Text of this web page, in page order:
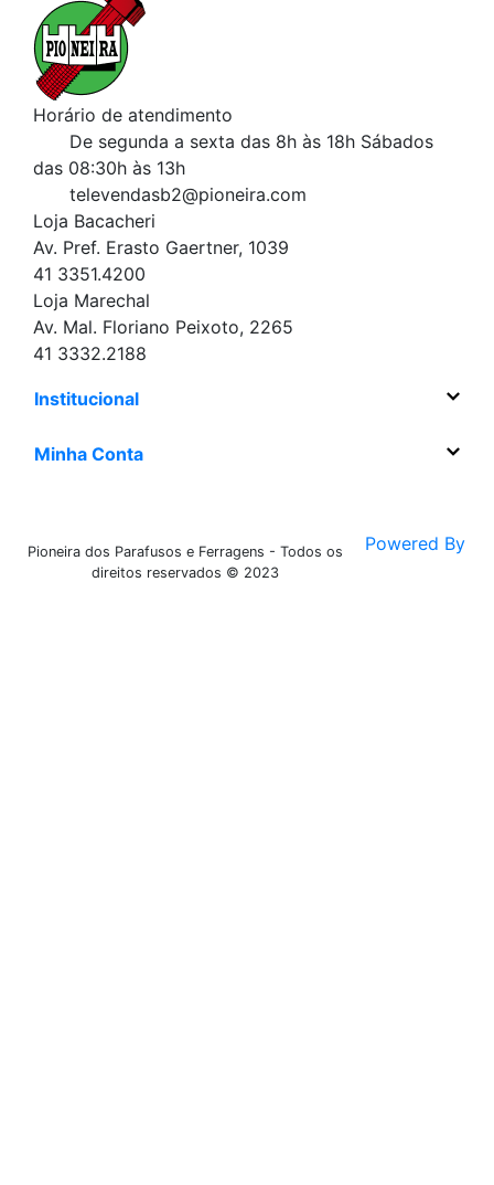
Horário de atendimento
De segunda a sexta das 8h às 18h Sábados
das 08:30h às 13h
televendasb2@pioneira.com
Loja Bacacheri
Av. Pref. Erasto Gaertner, 1039
41 3351.4200
Loja Marechal
Av. Mal. Floriano Peixoto, 2265
41 3332.2188
Institucional
Minha Conta
Pioneira dos Parafusos e Ferragens - Todos os
direitos reservados © 2023
Powered By